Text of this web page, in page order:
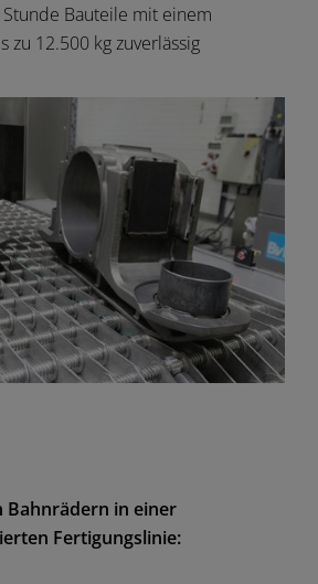
Bauteile mit einem
zu 12.500 kg zuverlässig
Bahnrädern in einer
Fertigungslinie: